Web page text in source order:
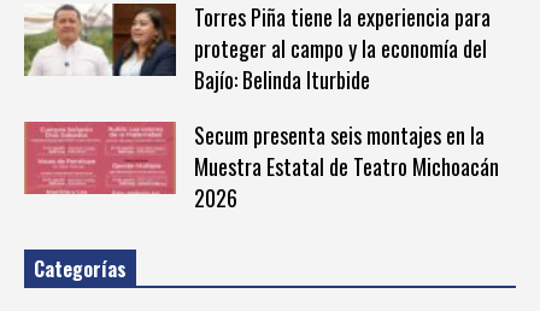
Torres Piña tiene la experiencia para
proteger al campo y la economía del
Bajío: Belinda Iturbide
Secum presenta seis montajes en la
Muestra Estatal de Teatro Michoacán
2026
Categorías